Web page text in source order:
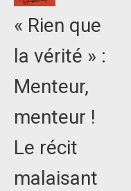
« Rien que
la vérité » :
Menteur,
menteur !
Le récit
malaisant